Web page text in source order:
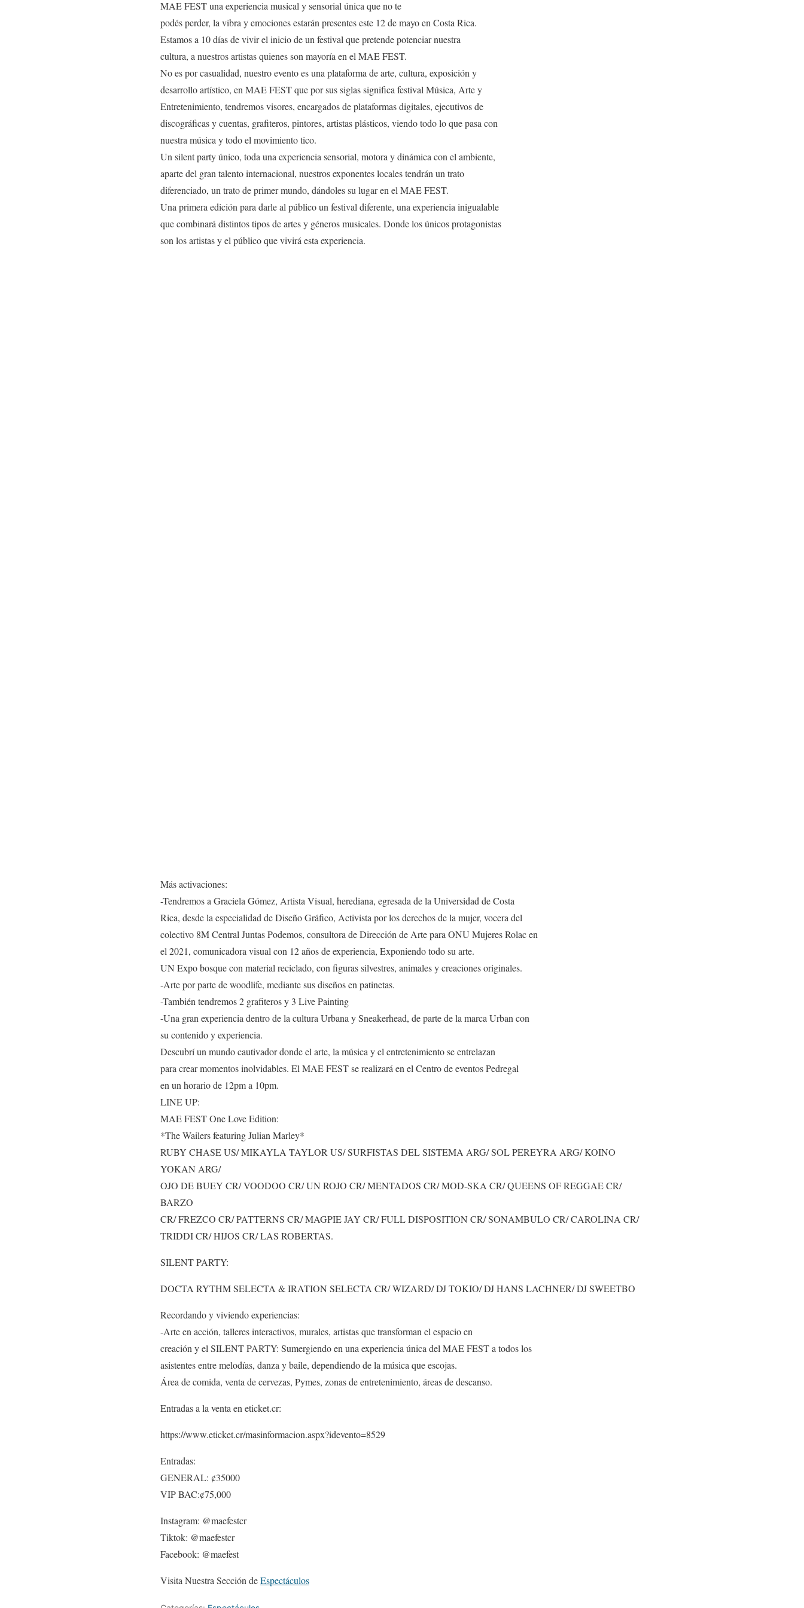
MAE FEST una experiencia musical y sensorial única que no te
podés perder, la vibra y emociones estarán presentes este 12 de mayo en Costa Rica.
Estamos a 10 días de vivir el inicio de un festival que pretende potenciar nuestra
cultura, a nuestros artistas quienes son mayoría en el MAE FEST.
No es por casualidad, nuestro evento es una plataforma de arte, cultura, exposición y
desarrollo artístico, en MAE FEST que por sus siglas significa festival Música, Arte y
Entretenimiento, tendremos visores, encargados de plataformas digitales, ejecutivos de
discográficas y cuentas, grafiteros, pintores, artistas plásticos, viendo todo lo que pasa con
nuestra música y todo el movimiento tico.
Un silent party único, toda una experiencia sensorial, motora y dinámica con el ambiente,
aparte del gran talento internacional, nuestros exponentes locales tendrán un trato
diferenciado, un trato de primer mundo, dándoles su lugar en el MAE FEST.
Una primera edición para darle al público un festival diferente, una experiencia inigualable
que combinará distintos tipos de artes y géneros musicales. Donde los únicos protagonistas
son los artistas y el público que vivirá esta experiencia.
Más activaciones:
-Tendremos a Graciela Gómez, Artista Visual, herediana, egresada de la Universidad de Costa
Rica, desde la especialidad de Diseño Gráfico, Activista por los derechos de la mujer, vocera del
colectivo 8M Central Juntas Podemos, consultora de Dirección de Arte para ONU Mujeres Rolac en
el 2021, comunicadora visual con 12 años de experiencia, Exponiendo todo su arte.
UN Expo bosque con material reciclado, con figuras silvestres, animales y creaciones originales.
-Arte por parte de woodlife, mediante sus diseños en patinetas.
-También tendremos 2 grafiteros y 3 Live Painting
-Una gran experiencia dentro de la cultura Urbana y Sneakerhead, de parte de la marca Urban con
su contenido y experiencia.
Descubrí un mundo cautivador donde el arte, la música y el entretenimiento se entrelazan
para crear momentos inolvidables. El MAE FEST se realizará en el Centro de eventos Pedregal
en un horario de 12pm a 10pm.
LINE UP:
MAE FEST One Love Edition:
*The Wailers featuring Julian Marley*
RUBY CHASE US/ MIKAYLA TAYLOR US/ SURFISTAS DEL SISTEMA ARG/ SOL PEREYRA ARG/ KOINO
YOKAN ARG/
OJO DE BUEY CR/ VOODOO CR/ UN ROJO CR/ MENTADOS CR/ MOD-SKA CR/ QUEENS OF REGGAE CR/
BARZO
CR/ FREZCO CR/ PATTERNS CR/ MAGPIE JAY CR/ FULL DISPOSITION CR/ SONAMBULO CR/ CAROLINA CR/
TRIDDI CR/ HIJOS CR/ LAS ROBERTAS.
SILENT PARTY:
DOCTA RYTHM SELECTA & IRATION SELECTA CR/ WIZARD/ DJ TOKIO/ DJ HANS LACHNER/ DJ SWEETBO
Recordando y viviendo experiencias:
-Arte en acción, talleres interactivos, murales, artistas que transforman el espacio en
creación y el SILENT PARTY: Sumergiendo en una experiencia única del MAE FEST a todos los
asistentes entre melodías, danza y baile, dependiendo de la música que escojas.
Área de comida, venta de cervezas, Pymes, zonas de entretenimiento, áreas de descanso.
Entradas a la venta en eticket.cr:
https://www.eticket.cr/masinformacion.aspx?idevento=8529
Entradas:
GENERAL: ¢35000
VIP BAC:¢75,000
Instagram: @maefestcr
Tiktok: @maefestcr
Facebook: @maefest
Visita Nuestra Sección deEspectáculos